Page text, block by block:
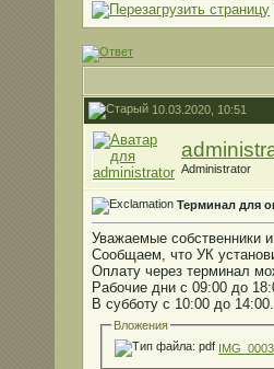
10.03.2020, 10:51
Administrator
Терминал для
Уважаемые собственники
Сообщаем, что УК
Оплату через терминал
Рабочие дни с 09:00 до
В субботу с 10:00 до 14:00.
Вложения